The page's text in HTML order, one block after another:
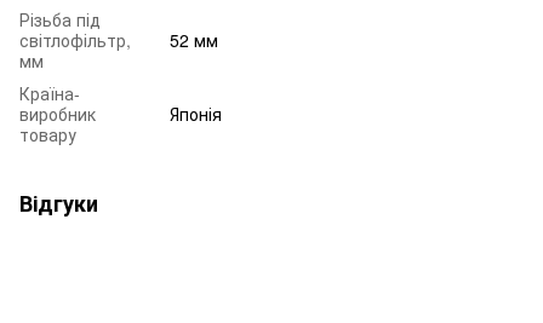
Різьба під
світлофільтр,
мм
52 мм
Країна-
виробник
товару
Японія
Відгуки